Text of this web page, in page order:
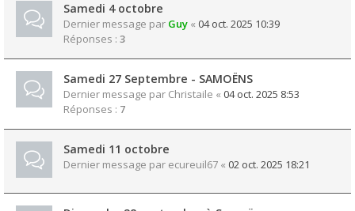
Samedi 4 octobre
Dernier message par Guy « 04 oct. 2025 10:39
Réponses : 3
Samedi 27 Septembre - SAMOËNS
Dernier message par Christaile « 04 oct. 2025 8:53
Réponses : 7
Samedi 11 octobre
Dernier message par ecureuil67 « 02 oct. 2025 18:21